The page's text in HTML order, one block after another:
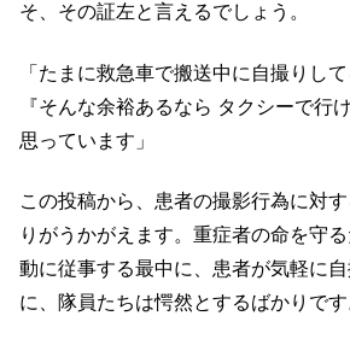
そ、その証左と言えるでしょう。
「たまに救急車で搬送中に自撮りし
『そんな余裕あるなら タクシーで行
思っています」
この投稿から、患者の撮影行為に対
りがうかがえます。重症者の命を守
動に従事する最中に、患者が気軽に
に、隊員たちは愕然とするばかりです